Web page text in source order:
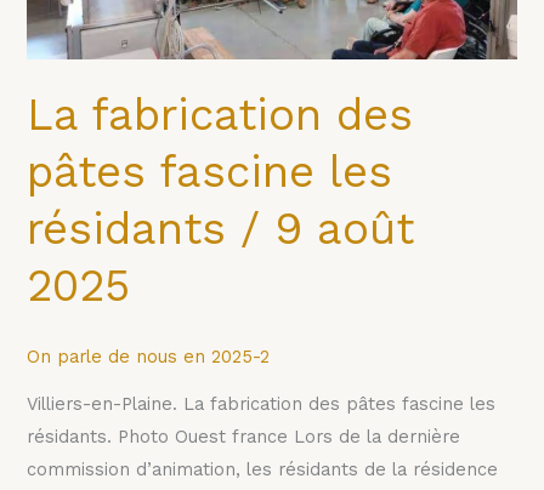
La fabrication des
pâtes fascine les
résidants / 9 août
2025
On parle de nous en 2025-2
Villiers-en-Plaine. La fabrication des pâtes fascine les
résidants. Photo Ouest france Lors de la dernière
commission d’animation, les résidants de la résidence
/
9
2025